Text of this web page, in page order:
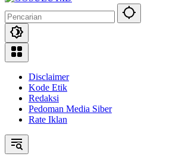
Disclaimer
Kode Etik
Redaksi
Pedoman Media Siber
Rate Iklan